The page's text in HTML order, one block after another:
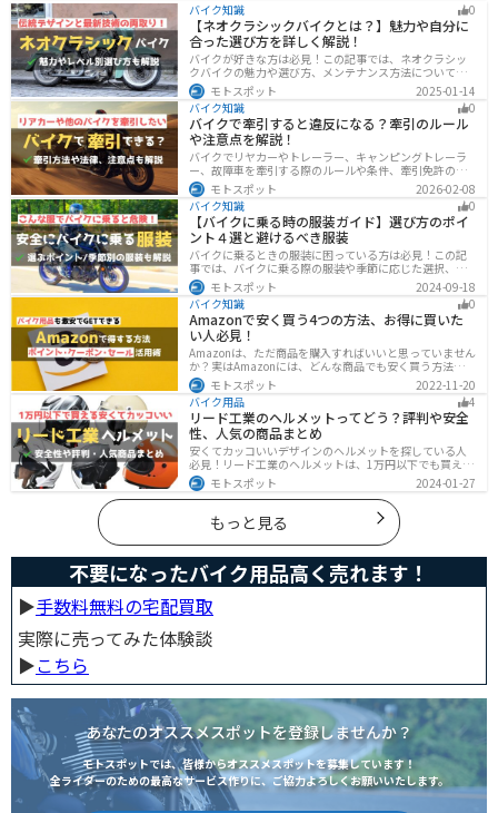
バイク知識 0
【ネオクラシックバイクとは？】魅力や自分に
合った選び方を詳しく解説！
バイクが好きな方は必見！この記事では、ネオクラシッ
クバイクの魅力や選び方、メンテナンス方法について解
説しています。実はネオクラシックバイクは、見た目と
機能性の両方を求める人に最適なです。この記事を読め
ば、ネオクラシックバイクの魅力が理解できます。
モトスポット
2025-01-14
バイク知識
0
バイクで牽引すると違反になる？牽引のルール
や注意点を解説！
バイクでリヤカーやトレーラー、キャンピングトレーラ
ー、故障車を牽引する際のルールや条件、牽引免許の有
無、速度制限、必要な装備をわかりやすく解説。メリッ
ト・デメリットや注意点も紹介し、安全にバイクの積載
力をアップする方法をまとめました。
モトスポット
2026-02-08
バイク知識
0
【バイクに乗る時の服装ガイド】選び方のポイ
ント４選と避けるべき服装
バイクに乗るときの服装に困っている方は必見！この記
事では、バイクに乗る際の服装や季節に応じた選択、避
けるべき服装について解説しています。実は、安全性だ
けでなく、快適性も重要視することが大切です。この記
事を読めば、最適なバイクウェアを選ぶヒントが得られ
ます。
モトスポット
2024-09-18
バイク知識
0
Amazonで安く買う4つの方法、お得に買いた
い人必見！
Amazonは、ただ商品を購入すればいいと思っていません
か？実はAmazonには、どんな商品でも安く買う方法が存
在します。この記事では、Amazonでお得に買う方法を4
つ紹介します！Amazonギフト券をやAmazonポイント、
Amazonプライム、タイムセールを活用して安くお得に買
いましょう。
モトスポット
2022-11-20
バイク用品
4
リード工業のヘルメットってどう？評判や安全
性、人気の商品まとめ
安くてカッコいいデザインのヘルメットを探している人
必見！リード工業のヘルメットは、1万円以下でも買える
ヘルメットが多数あります。安全基準もしっかりクリア
しており、安全性にも優れています。種類も豊富でカス
タム用のシールドもあるので、クールに決めたい人にオ
ススメです。
モトスポット 2024-01-27
もっと見る
不要になったバイク用品高く売れます！
▶︎手数料無料の宅配買取
実際に売ってみた体験談
▶︎こちら
あなたのオススメスポットを登録しませんか？
モトスポットでは、皆様からオススメスポットを募集しています！
全ライダーのための最高なサービス作りに、ご協力よろしくお願いいたします。